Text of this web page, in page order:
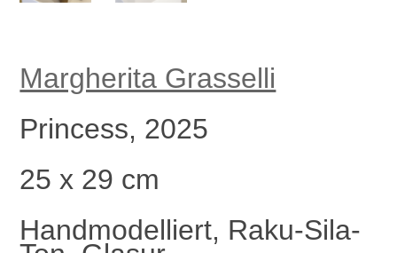
Margherita Grasselli
Princess, 2025
25 x 29 cm
Handmodelliert, Raku-Sila-